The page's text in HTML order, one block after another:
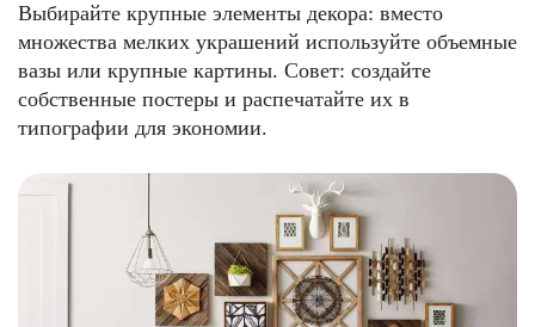
Выбирайте крупные элементы декора: вместо
множества мелких украшений используйте объемные
вазы или крупные картины. Совет: создайте
собственные постеры и распечатайте их в
типографии для экономии.